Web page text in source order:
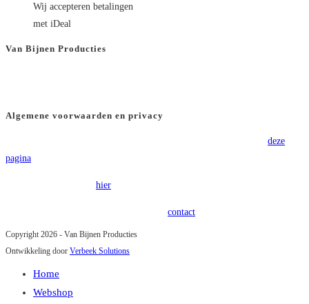
Wij accepteren betalingen
met iDeal
Van Bijnen Producties
Algemene voorwaarden en privacy
deze
pagina
hier
contact
Copyright 2026 - Van Bijnen Producties
Ontwikkeling door Verbeek Solutions
Home
Webshop